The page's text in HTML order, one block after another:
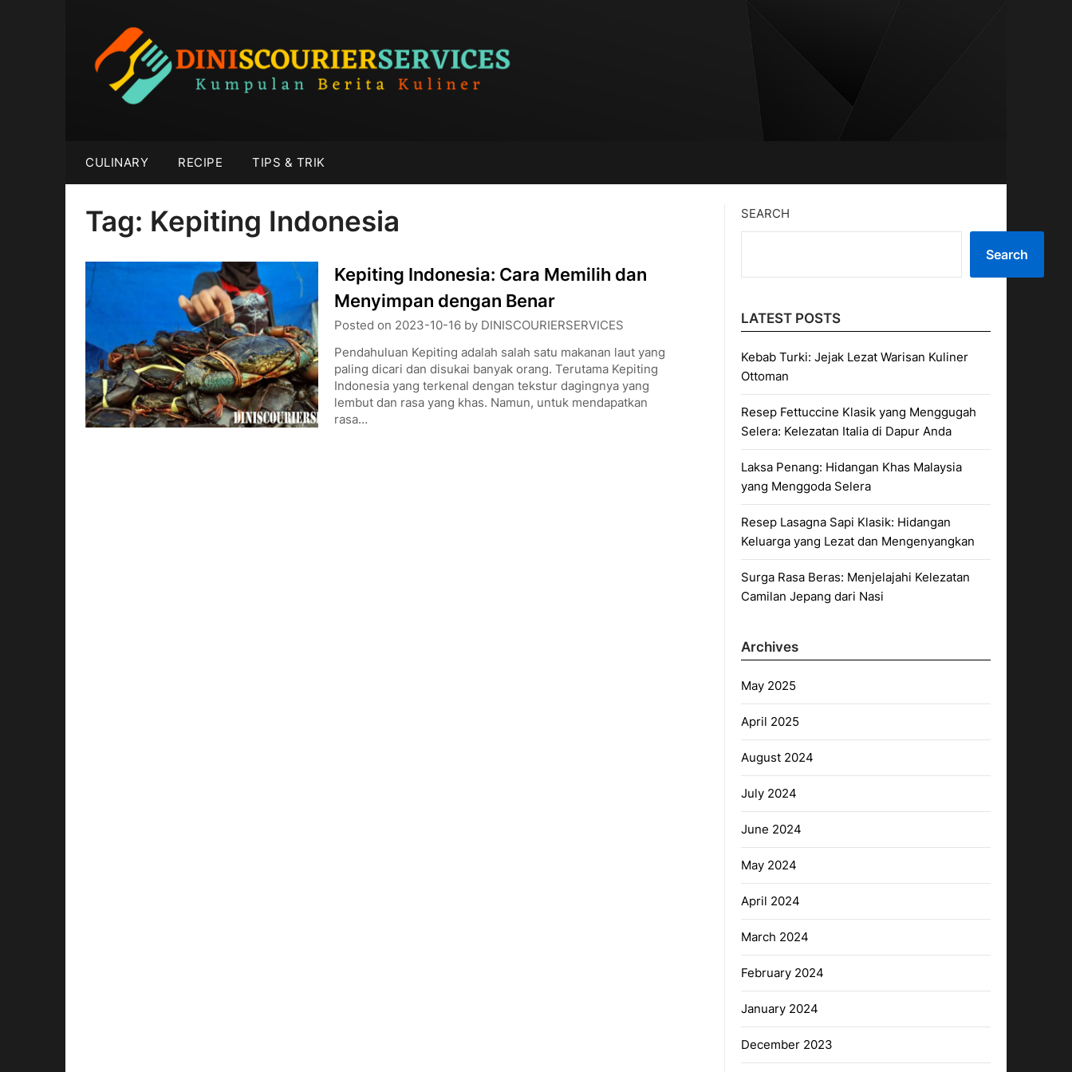
CULINARY RECIPE TIPS & TRIK
Tag: Kepiting Indonesia
Kepiting Indonesia: Cara Memilih dan
Menyimpan dengan Benar
Posted on 2023-10-16by DINISCOURIERSERVICES
Pendahuluan Kepiting adalah salah satu makanan laut yang
paling dicari dan disukai banyak orang. Terutama Kepiting
Indonesia yang terkenal dengan tekstur dagingnya yang
lembut dan rasa yang khas. Namun, untuk mendapatkan
rasa…
SEARCH
Search
LATEST POSTS
Kebab Turki: Jejak Lezat Warisan Kuliner
Ottoman
Resep Fettuccine Klasik yang Menggugah
Selera: Kelezatan Italia di Dapur Anda
Laksa Penang: Hidangan Khas Malaysia
yang Menggoda Selera
Resep Lasagna Sapi Klasik: Hidangan
Keluarga yang Lezat dan Mengenyangkan
Surga Rasa Beras: Menjelajahi Kelezatan
Camilan Jepang dari Nasi
Archives
May 2025
April 2025
August 2024
July 2024
June 2024
May 2024
April 2024
March 2024
February 2024
January 2024
December 2023